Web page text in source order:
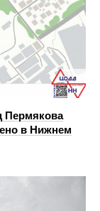
Пермякова
в Нижнем